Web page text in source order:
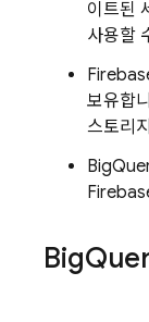
이트된
사용할
보유합
스토리
Big